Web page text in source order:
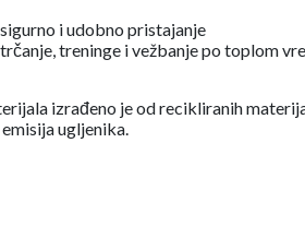
i udobno pristajanje
treninge i vežbanje po toplom
izrađeno je od recikliranih
ugljenika.